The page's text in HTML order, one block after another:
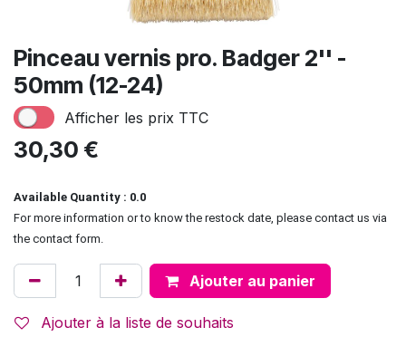
Pinceau vernis pro. Badger 2'' -
50mm (12-24)
Afficher les prix TTC
30,30 €
Available Quantity : 0.0
For more information or to know the restock date, please contact us via
the contact form.
Ajouter au panier
Ajouter à la liste de souhaits